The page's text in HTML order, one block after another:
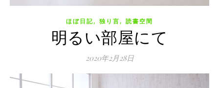
ほぼ日記, 独り言, 読書空間
明るい部屋にて
2020年2月28日